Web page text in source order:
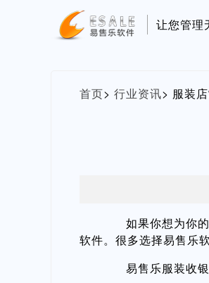
让您管理
首页> 行业资讯> 服装
如果你想为你的
软件。很多选择易售乐
易售乐服装收银